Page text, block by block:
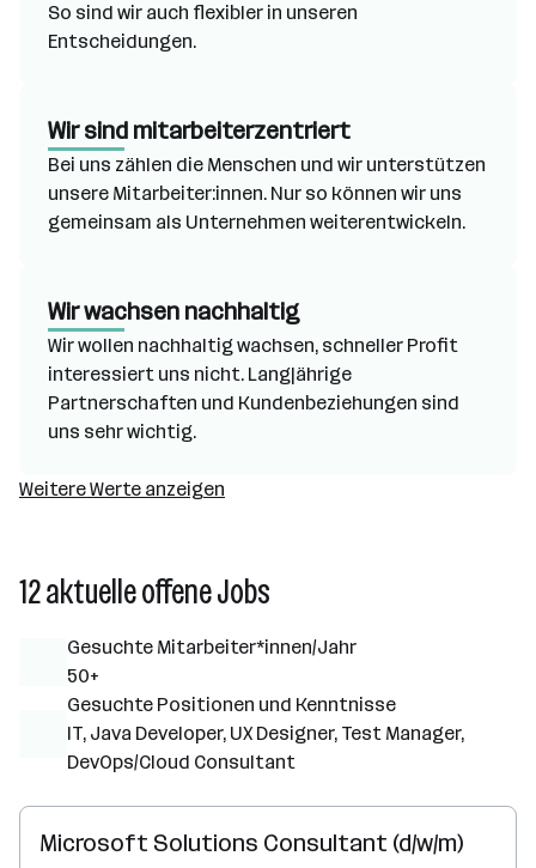
So sind wir auch flexibler in unseren
Entscheidungen.
Wir sind mitarbeiterzentriert
Bei uns zählen die Menschen und wir unterstützen
unsere Mitarbeiter:innen. Nur so können wir uns
gemeinsam als Unternehmen weiterentwickeln.
Wir wachsen nachhaltig
Wir wollen nachhaltig wachsen, schneller Profit
interessiert uns nicht. Langjährige
Partnerschaften und Kundenbeziehungen sind
uns sehr wichtig.
Weitere Werte anzeigen
12 aktuelle offene Jobs
Gesuchte Mitarbeiter*innen/Jahr
50+
Gesuchte Positionen und Kenntnisse
IT, Java Developer, UX Designer, Test Manager,
DevOps/Cloud Consultant
Microsoft Solutions Consultant (d/w/m)